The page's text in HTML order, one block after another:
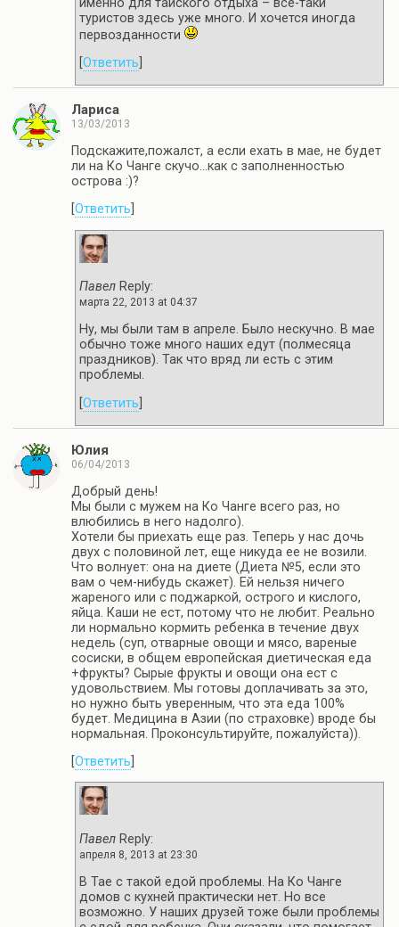
туристов здесь уже много. И хочется иногда
первозданности
Ответить
Лариса
13/03/2013
Подскажите,пожалст, а если ехать в мае, не будет
ли на Ко Чанге скучо…как с заполненностью
острова :)?
Ответить
Павел Reply:
марта 22, 2013 at 04:37
Ну, мы были там в апреле. Было нескучно. В мае
обычно тоже много наших едут (полмесяца
праздников). Так что вряд ли есть с этим
проблемы.
Ответить
Юлия
06/04/2013
Добрый день!
Мы были с мужем на Ко Чанге всего раз, но
влюбились в него надолго).
Хотели бы приехать еще раз. Теперь у нас дочь
двух с половиной лет, еще никуда ее не возили.
Что волнует: она на диете (Диета №5, если это
вам о чем-нибудь скажет). Ей нельзя ничего
жареного или с поджаркой, острого и кислого,
яйца. Каши не ест, потому что не любит. Реально
ли нормально кормить ребенка в течение двух
недель (суп, отварные овощи и мясо, вареные
сосиски, в общем европейская диетическая еда
+фрукты? Сырые фрукты и овощи она ест с
удовольствием. Мы готовы доплачивать за это,
но нужно быть уверенным, что эта еда 100%
будет. Медицина в Азии (по страховке) вроде бы
нормальная. Проконсультируйте, пожалуйста)).
Ответить
Павел Reply:
апреля 8, 2013 at 23:30
В Тае с такой едой проблемы. На Ко Чанге
домов с кухней практически нет. Но все
возможно. У наших друзей тоже были проблемы